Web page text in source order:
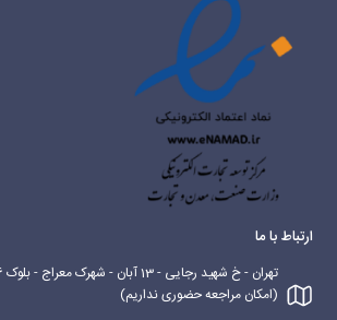
ارتباط با ما
تهران - خ شهید رجایی - 13 آبان - شهرک معراج - بلوک 6 غربی - پاورساپ
(امکان مراجعه حضوری نداریم)